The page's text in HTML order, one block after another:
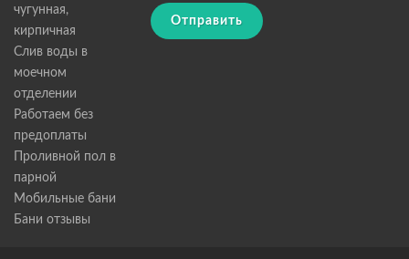
чугунная,
кирпичная
Слив воды в
моечном
отделении
Работаем без
предоплаты
Проливной пол в
парной
Мобильные бани
Бани отзывы
Отправить